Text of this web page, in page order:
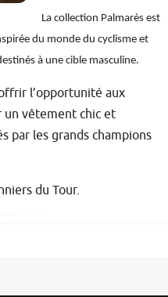
La collection Palmarès est
du monde du cyclisme et
à une cible masculine.
l’opportunité aux
un vêtement chic et
par les grands champions
du Tour.